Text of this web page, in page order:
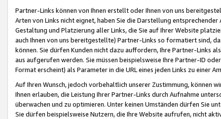
Partner-Links können von Ihnen erstellt oder Ihnen von uns
Arten von Links nicht eignet, haben Sie die Darstellung
Gestaltung und Platzierung aller Links, die Sie auf Ihrer Website
auch Ihnen von uns bereitgestellte) Partner-Links so formatiert sind,
können. Sie dürfen Kunden nicht dazu auffordern, Ihre Partner-Links
aus aufgerufen werden. Sie müssen beispielsweise Ihre Partner-ID
Format erscheint) als Parameter in die URL eines jeden Links zu einer
Auf Ihren Wunsch, jedoch vorbehaltlich unserer Zustimmung, können
Ihnen erlauben, die Leistung Ihrer Partner-Links durch Aufnahme
überwachen und zu optimieren. Unter keinen Umständen dürfen Sie
Sie dürfen beispielsweise Nutzern, die Ihre Website aufrufen, nicht